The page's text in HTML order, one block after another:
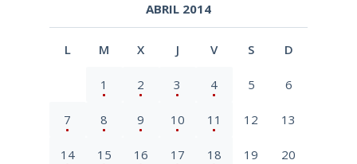
ABRIL 2014
L M X J V S D
1 2 3 4 5 6
7 8 9 10 11 12 13
14 15 16 17 18 19 20